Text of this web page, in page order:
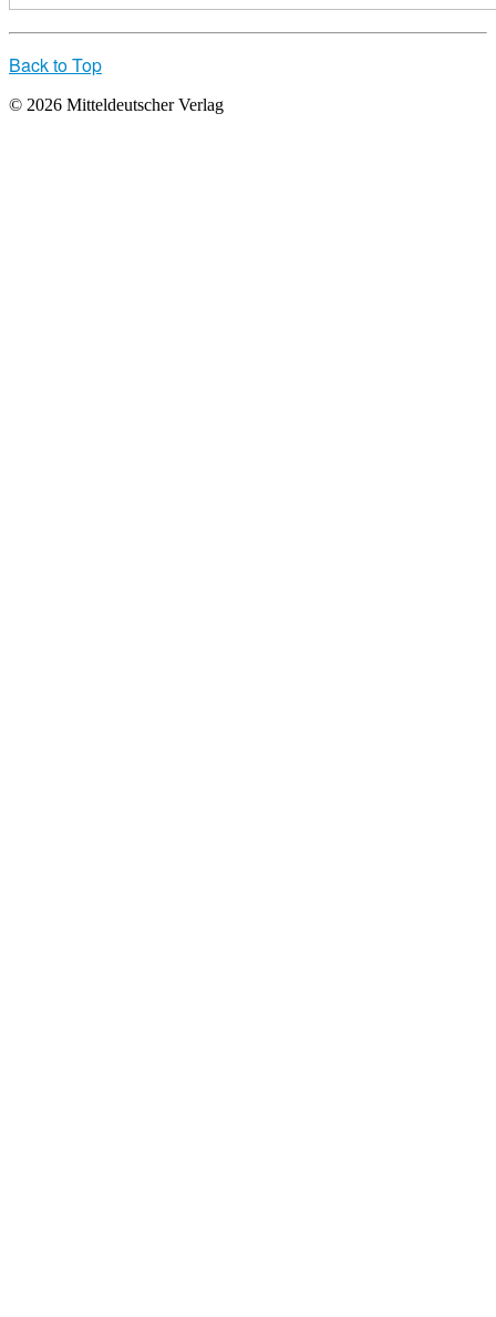
Back to Top
© 2026 Mitteldeutscher Verlag